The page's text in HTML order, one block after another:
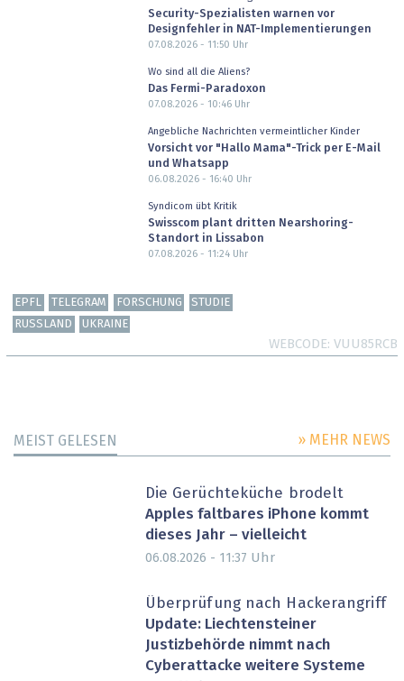
Security-Spezialisten warnen vor
Designfehler in NAT-Implementierungen
07.08.2026 - 11:50 Uhr
Wo sind all die Aliens?
Das Fermi-Paradoxon
07.08.2026 - 10:46Uhr
Angebliche Nachrichten vermeintlicher Kinder
Vorsicht vor "Hallo Mama"-Trick per E-Mail
und Whatsapp
06.08.2026 - 16:40 Uhr
Syndicom übt Kritik
Swisscom plant dritten Nearshoring-
Standort in Lissabon
07.08.2026 - 11:24Uhr
EPFL TELEGRAM FORSCHUNG
STUDIE
RUSSLAND
UKRAINE
WEBCODE VUU85RCB
MEIST GELESEN » MEHR NEWS
Die Gerüchteküche brodelt
Apples faltbares iPhone kommt
dieses Jahr – vielleicht
06.08.2026 - 11:37 Uhr
Überprüfung nach Hackerangriff
Update: Liechtensteiner
Justizbehörde nimmt nach
Cyberattacke weitere Systeme